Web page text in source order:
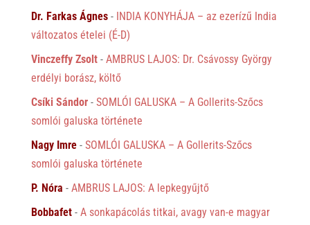
Dr. Farkas Ágnes- INDIA KONYHÁJA – az ezerízű India
változatos ételei (É-D)
Vinczeffy Zsolt- AMBRUS LAJOS: Dr. Csávossy György
erdélyi borász, költő
Csíki Sándor- SOMLÓI GALUSKA – A Gollerits-Szőcs
somlói galuska története
Nagy Imre- SOMLÓI GALUSKA – A Gollerits-Szőcs
somlói galuska története
P. Nóra - AMBRUS LAJOS: A lepkegyűjtő
Bobbafet- A sonkapácolás titkai, avagy van-e magyar